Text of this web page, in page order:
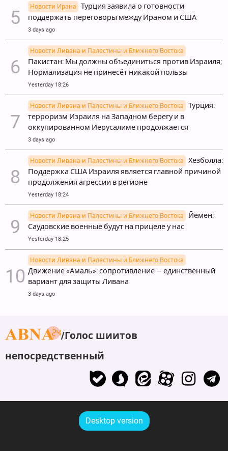
Новости Ирана
Турция заявила о готовности
поддержать переговоры между Ираном и США
3 days ago
Новости Ливана и Палестины и Ближнего Востока
Пакистан: Мы должны объединиться против Израиля;
Нормализация не принесёт никакой пользы
Yesterday 18:26
Новости Ливана и Палестины и Ближнего Востока
Турция:
терроризм Израиля на Западном берегу и в
оккупированном Иерусалиме продолжается
3 days ago
Новости Ливана и Палестины и Ближнего Востока
Хезболла:
Поддержка США Израиля является главной причиной
продолжения агрессии в регионе
Yesterday 18:24
Новости Ливана и Палестины и Ближнего Востока
Йемен:
Саудовские военные будут на прицеле у нас
Yesterday 18:25
Новости Ливана и Палестины и Ближнего Востока
Движение «Амаль»: сопротивление — единственный
вариант для защиты Ливана
3 days ago
Голос шиитов
непосредственный
Desktop version